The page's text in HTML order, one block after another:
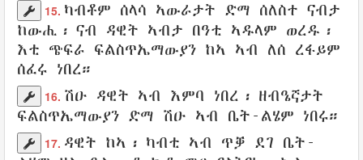
15. ካብቶም ሰላሳ ኣውራታት ድማ ሰለስተ ናብታ
ከውሒ ፡ ናብ ዳዊት ኣብታ በዓቲ ኣዱላም ወረዱ ፡
እቲ ጭፍራ ፍልስጥኤማውያን ከኣ ኣብ ለሰ ረፋይም
ሰፈሩ ነበረ።
16. ሽዑ ዳዊት ኣብ እምባ ነበረ፡ ዘብዔኛታት
ፍልስጥኤማውያን ድማ ሽዑ ኣብ ቤት-ልሄም ነበሩ።
17. ዳዊት ከኣ፡ ካብቲ ኣብ ጥቓ ደገ ቤት-